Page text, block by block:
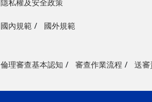
隱私權及安全政策
國內規範 國外規範
倫理審查基本認知 審查作業流程 送審